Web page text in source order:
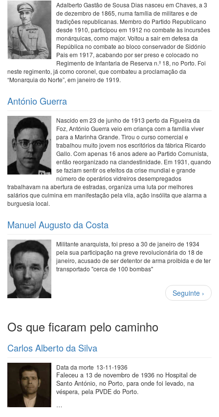
Adalberto Gastão de Sousa Dias nasceu em Chaves, a 3
de dezembro de 1865, numa família de militares e de
tradições republicanas. Membro do Partido Republicano
desde 1910, participou em 1912 no combate às incursões
monárquicas, como major. Voltou a sair em defesa da
República no combate ao bloco conservador de Sidónio
Pais em 1917, acabando por ser preso e colocado no
Regimento de Infantaria de Reserva n.º 18, no Porto. Foi
neste regimento, já como coronel, que combateu a proclamação da
“Monarquia do Norte”, em janeiro de 1919.
António Guerra
Nascido em 23 de junho de 1913 perto da Figueira da
Foz, António Guerra veio em criança com a família viver
para a Marinha Grande. Tirou o curso comercial e
trabalhou muito jovem nos escritórios da fábrica Ricardo
Gallo. Com apenas 16 anos adere ao Partido Comunista,
então reorganizado na clandestinidade. Em 1931, quando
se faziam sentir os efeitos da crise mundial e grande
número de operários vidreiros desempregados
trabalhavam na abertura de estradas, organiza uma luta por melhores
salários que culmina em manifestação pela vila, ação insólita que alarma a
burguesia local.
Manuel Augusto da Costa
Militante anarquista, foi preso a 30 de janeiro de 1934
pela sua participação na greve revolucionária do 18 de
janeiro, acusado de ser detentor de arma proibida e de ter
transportado "cerca de 100 bombas"
Paginação
Próxima
página
Seguinte ›
Os que ficaram pelo caminho
Carlos Alberto da Silva
Data da morte 13-11-1936
Faleceu a 13 de novembro de 1936 no Hospital de
Santo António, no Porto, para onde foi levado, na
véspera, pela PVDE do Porto.
…